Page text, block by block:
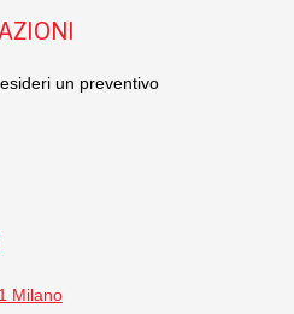
un preventivo
Milano